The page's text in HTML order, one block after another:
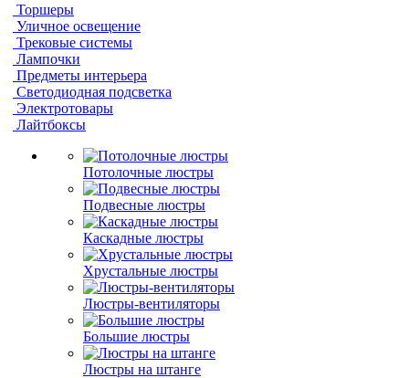
Торшеры
Уличное освещение
Трековые системы
Лампочки
Предметы интерьера
Светодиодная подсветка
Электротовары
Лайтбоксы
Потолочные люстры
Подвесные люстры
Каскадные люстры
Хрустальные люстры
Люстры-вентиляторы
Большие люстры
Люстры на штанге